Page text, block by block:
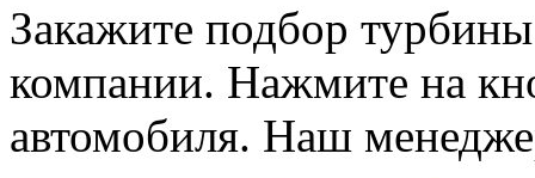
Закажите подбор
компании. Нажмите на
автомобиля. Наш